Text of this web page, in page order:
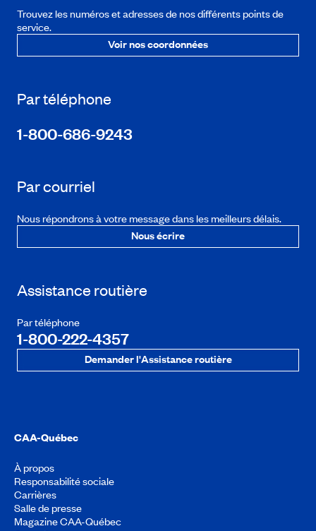
Trouvez les numéros et adresses de nos différents points de
service.
Voir nos coordonnées
Par téléphone
1-800-686-9243
Par courriel
Nous répondrons à votre message dans les meilleurs délais.
Nous écrire
Assistance routière
Par téléphone
1-800-222-4357
Demander l'Assistance routière
CAA-Québec
À propos
Responsabilité sociale
Carrières
Salle de presse
Magazine CAA-Québec